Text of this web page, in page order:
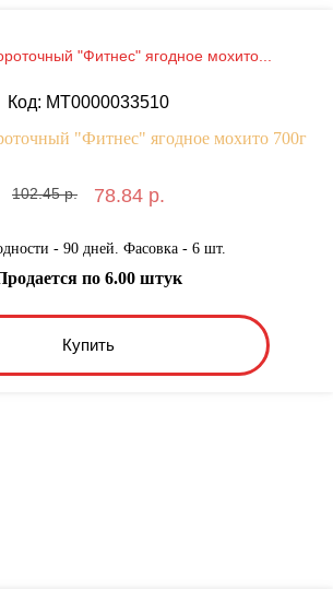
"Фитнес" ягодное мохито...
Код: MT0000033510
102.45 р. 78.84 р.
- 90 дней. Фасовка - 6 шт.
Купить
по 6.00 штук